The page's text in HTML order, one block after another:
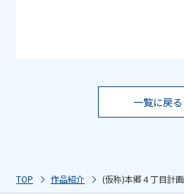
一覧に戻る
TOP 作品紹介 (仮称)本郷４丁目計画